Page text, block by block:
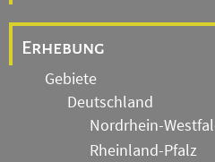
Erhebung
Gebiete
Deutschland
Nordrhein-
Rheinland-Pfalz